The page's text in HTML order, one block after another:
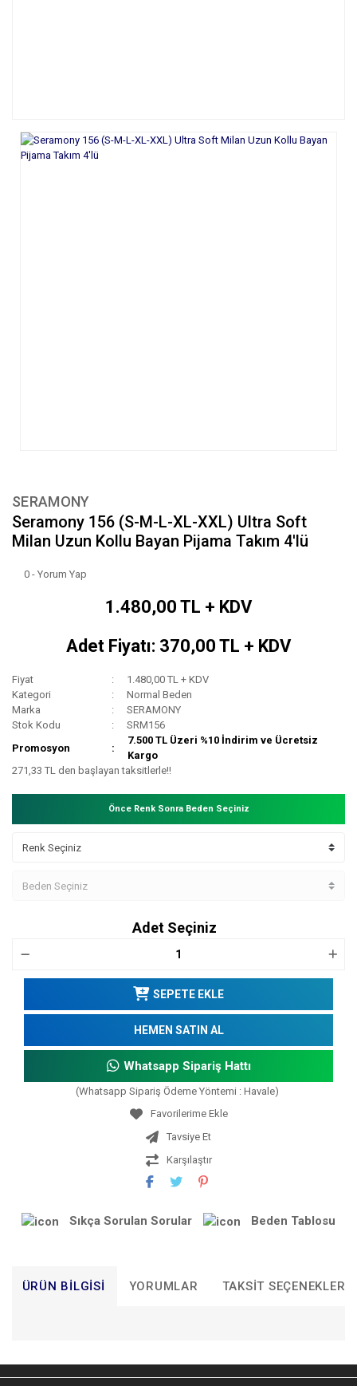
SERAMONY
Seramony 156 (S-M-L-XL-XXL) Ultra Soft
Milan Uzun Kollu Bayan Pijama Takım 4'lü
0 - Yorum Yap
1.480,00 TL + KDV
Adet Fiyatı: 370,00 TL + KDV
Fiyat
1.480,00 TL + KDV
Kategori
Normal Beden
Marka
SERAMONY
Stok Kodu
SRM156
Promosyon
7.500 TL Üzeri %10 İndirim ve Ücretsiz
Kargo
271,33 TL den başlayan taksitlerle!!
Önce Renk Sonra Beden Seçiniz
Adet Seçiniz
SEPETE EKLE
HEMEN SATIN AL
Whatsapp Sipariş Hattı
(Whatsapp Sipariş Ödeme Yöntemi : Havale)
Tavsiye Et
Karşılaştır
Sıkça Sorulan Sorular Beden Tablosu
ÜRÜN BILGISI YORUMLAR TAKSIT SEÇENEKLERI
Bu ürünün fiyat bilgisi, resim, ürün açıklamalarında ve diğer
konularda yetersiz gördüğünüz noktaları öneri formunu